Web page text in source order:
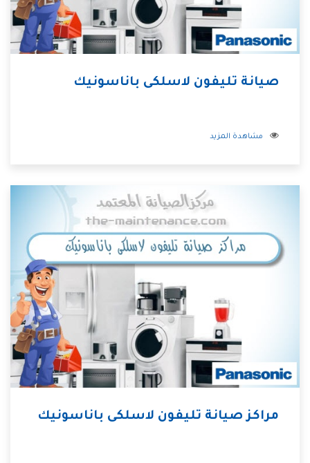
صيانة تليفون لاسلكى باناسونيك
مشاهدة المزيد
مراكز صيانة تليفون لاسلكى باناسونيك